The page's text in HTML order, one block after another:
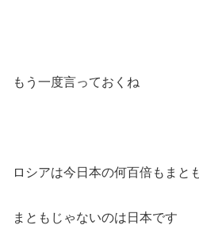
もう一度言っておくね
ロシアは今日本の何百倍もまと
まともじゃないのは日本です